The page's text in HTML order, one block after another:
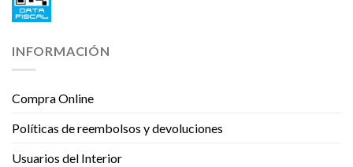
INFORMACIÓN
Compra Online
Políticas de reembolsos y devoluciones
Usuarios del Interior